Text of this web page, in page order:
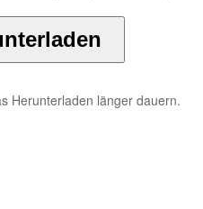
Herunterladen länger dauern.